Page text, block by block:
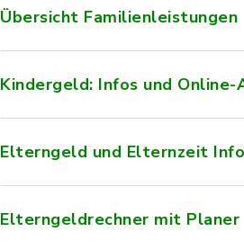
Übersicht Familienleistungen
Kindergeld: Infos und Online-
Elterngeld und Elternzeit
Elterngeldrechner mit Planer